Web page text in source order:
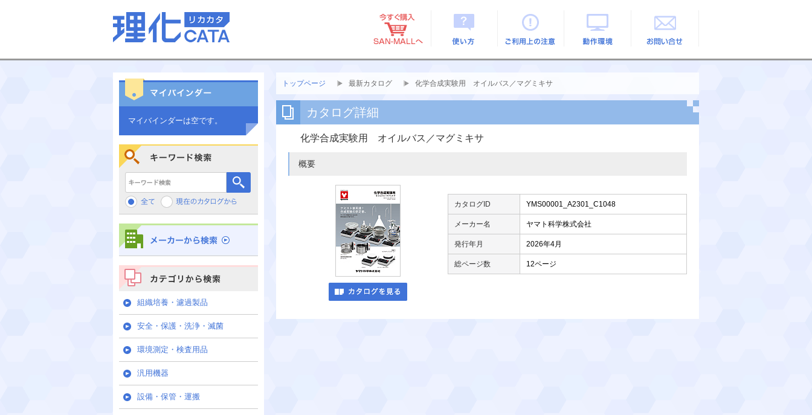
トップページ 最新カタログ 化学合成実験用 オイルバス／マグミキサ
カタログ詳細
化学合成実験用 オイルバス／マグミキサ
概要
カタログID YMS00001_A2301_C1048
メーカー名 ヤマト科学株式会社
発行年月 2026年4月
総ページ数 12ページ
マイバインダーは空です。
キーワード検索
カテゴリから検索
組織培養・濾過製品
安全・保護・洗浄・滅菌
環境測定・検査用品
汎用機器
設備・保管・運搬